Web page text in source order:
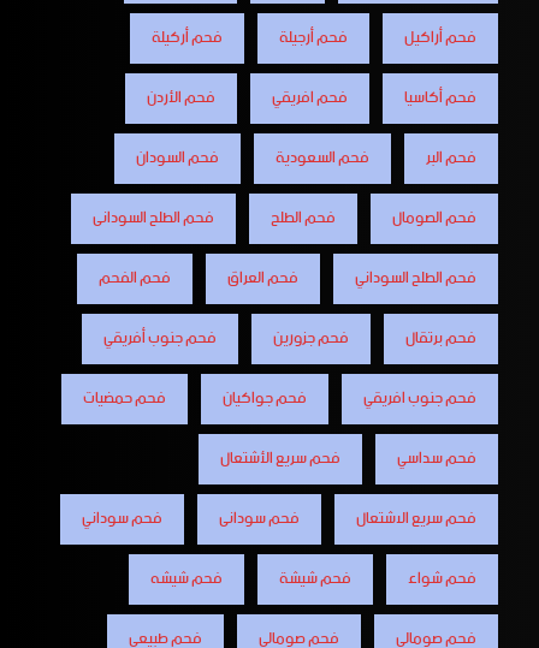
فحم أراكيل
فحم أرجيلة
فحم أركيلة
فحم أكاسيا
فحم افريقي
فحم الأردن
فحم البر
فحم السعودية
فحم السودان
فحم الصومال
فحم الطلح
فحم الطلح السودانى
فحم الطلح السوداني
فحم العراق
فحم الفحم
فحم برتقال
فحم جزورين
فحم جنوب أفريقي
فحم جنوب افريقي
فحم جواكيان
فحم حمضيات
فحم سداسي
فحم سريع الأشتعال
فحم سريع الاشتعال
فحم سودانى
فحم سوداني
فحم شواء
فحم شيشة
فحم شيشه
فحم صومالى
فحم صومالي
فحم طبيعي